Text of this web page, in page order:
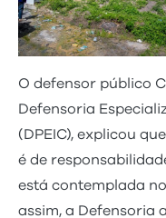
O defensor público
Defensoria
(DPEIC), explicou
é de
está contemplada
assim, a Defensoria